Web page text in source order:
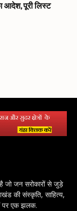
आदेश, पूरी लिस्ट
जो जन सरोकारों से जुड़े
की संस्कृति, साहित्य,
पर एक झलक.